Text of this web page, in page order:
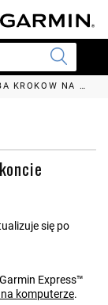
LICZBA KROKÓW NA MOIM ZEGARKU I KONCIE GARMIN CONNECT NIE JEST ZGODNA
się po
Express™
komputerze.